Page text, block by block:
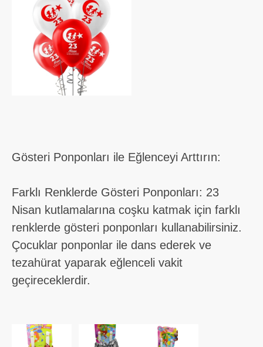
Gösteri Ponponları ile Eğlenceyi Arttırın:
Farklı Renklerde Gösteri Ponponları: 23
Nisan kutlamalarına coşku katmak için farklı
renklerde gösteri ponponları kullanabilirsiniz.
Çocuklar ponponlar ile dans ederek ve
tezahürat yaparak eğlenceli vakit
geçireceklerdir.